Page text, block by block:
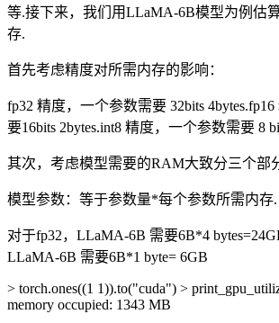
等.接下来，我们用LLaMA-6B模型为例估
存.
首先考虑精度对所需内存的影响：
fp32 精度，一个参数需要 32bits
要16bits 2bytes.int8 精度，一个参数需要 8
其次，考虑模型需要的RAM大致分三个部
模型参数：等于参数量*每个参数所需内存.
对于fp32，LLaMA-6B 需要6B*4
LLaMA-6B 需要6B*1 byte= 6GB
> torch.ones((1 1)).to("cuda") >
memory occupied: 1343 MB